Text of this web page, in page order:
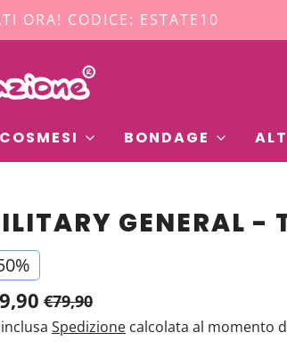
ORA! CODICE: ESTATE10
COSMESI BONDAGE
GENERAL -
€79,90
Spedizione calcolata al momento